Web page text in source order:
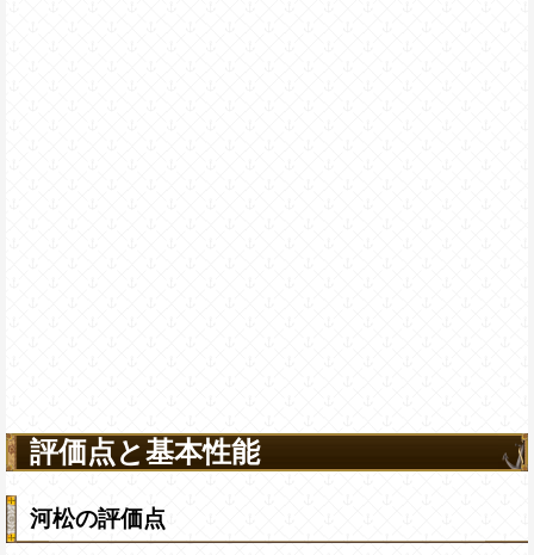
評価点と基本性能
河松の評価点